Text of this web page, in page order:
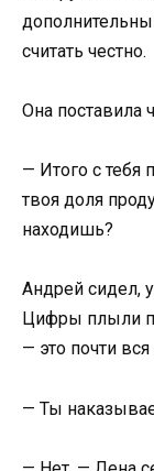
считать честно.
Она поставила
— Итого с тебя
твоя доля
находишь?
Андрей сидел,
Цифры плыли
— это почти вся
— Ты